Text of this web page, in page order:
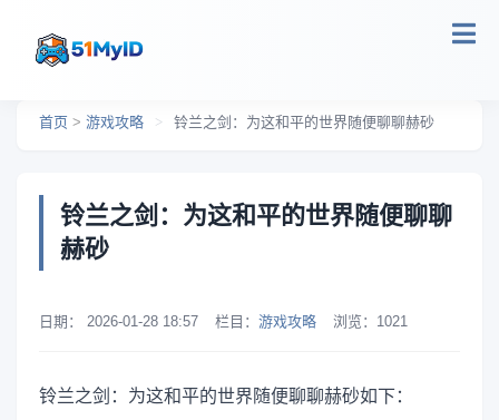
首页 > 游戏攻略 > 铃兰之剑：为这和平的世界随便聊聊赫砂
铃兰之剑：为这和平的世界随便聊聊
赫砂
日期： 2026-01-28 18:57 栏目： 游戏攻略 浏览： 1021
铃兰之剑：为这和平的世界随便聊聊赫砂如下：